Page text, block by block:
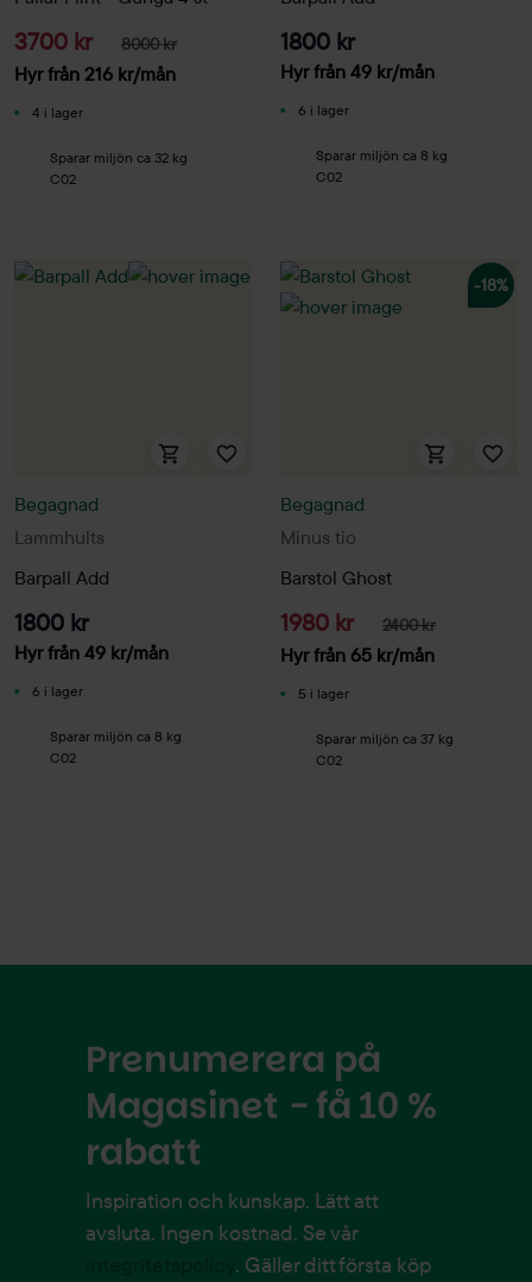
3700 kr 8000 kr
Hyr från 216 kr/mån
4 i lager
Sparar miljön ca 32 kg
C02
1800 kr
Hyr från 49 kr/mån
6 i lager
Sparar miljön ca 8 kg
C02
Lammhults
Begagnad
Barpall Add
1800 kr
Hyr från 49 kr/mån
6 i lager
Sparar miljön ca 8 kg
C02
-18%
Minus tio
Begagnad
Barstol Ghost
1980 kr 2400 kr
Hyr från 65 kr/mån
5 i lager
Sparar miljön ca 37 kg
C02
Prenumerera på
Magasinet - få 10 %
rabatt
Inspiration och kunskap. Lätt att
avsluta. Ingen kostnad. Se vår
. Gäller ditt första köp